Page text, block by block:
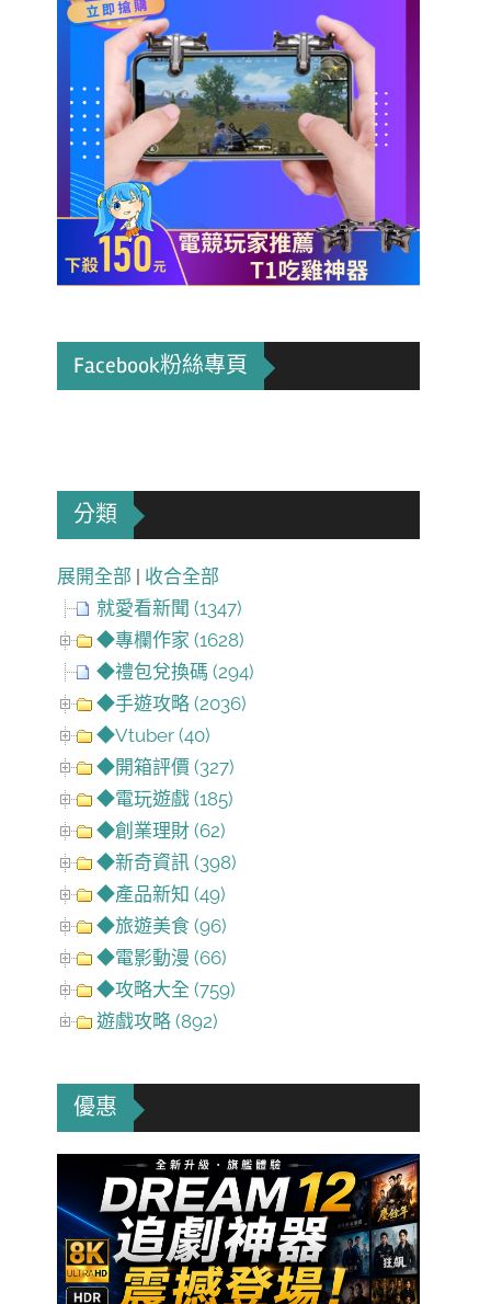
Facebook粉絲專頁
分類
展開全部 | 收合全部
就愛看新聞 (1347)
◆專欄作家 (1628)
◆禮包兌換碼 (294)
◆手遊攻略 (2036)
◆Vtuber (40)
◆開箱評價 (327)
◆電玩遊戲 (185)
◆創業理財 (62)
◆新奇資訊 (398)
◆產品新知 (49)
◆旅遊美食 (96)
◆電影動漫 (66)
◆攻略大全 (759)
遊戲攻略 (892)
優惠